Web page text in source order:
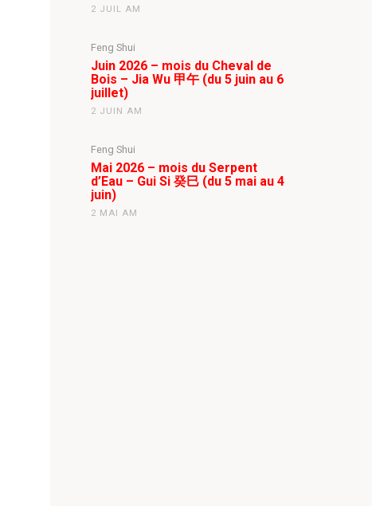
2 JUIL AM
Feng Shui
Juin 2026 – mois du Cheval de
Bois – Jia Wu 甲午 (du 5 juin au 6
juillet)
2 JUIN AM
Feng Shui
Mai 2026 – mois du Serpent
d’Eau – Gui Si 癸巳 (du 5 mai au 4
juin)
2 MAI AM